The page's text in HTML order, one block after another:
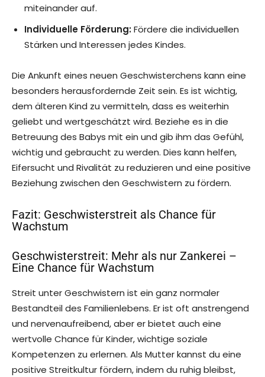
miteinander auf.
Individuelle Förderung:Fördere die individuellen
Stärken und Interessen jedes Kindes.
Die Ankunft eines neuen Geschwisterchens kann eine
besonders herausfordernde Zeit sein. Es ist wichtig,
dem älteren Kind zu vermitteln, dass es weiterhin
geliebt und wertgeschätzt wird. Beziehe es in die
Betreuung des Babys mit ein und gib ihm das Gefühl,
wichtig und gebraucht zu werden. Dies kann helfen,
Eifersucht und Rivalität zu reduzieren und eine positive
Beziehung zwischen den Geschwistern zu fördern.
Fazit: Geschwisterstreit als Chance für
Wachstum
Geschwisterstreit: Mehr als nur Zankerei –
Eine Chance für Wachstum
Streit unter Geschwistern ist ein ganz normaler
Bestandteil des Familienlebens. Er ist oft anstrengend
und nervenaufreibend, aber er bietet auch eine
wertvolle Chance für Kinder, wichtige soziale
Kompetenzen zu erlernen. Als Mutter kannst du eine
positive Streitkultur fördern, indem du ruhig bleibst,